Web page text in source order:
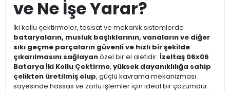
ve Ne İşe Yarar?
İki kollu çektirmeler, tesisat ve mekanik sistemlerde
bataryaların, musluk başlıklarının, vanaların ve diğer
sıkı geçme parçaların güvenli ve hızlı bir şekilde
çıkarılmasını sağlayanözel bir el aletidir. İzeltaş 06x06
Batarya İki Kollu Çektirme, yüksek dayanıklılığa sahip
çelikten üretilmiş olup, güçlü kavrama mekanizması
sayesinde hassas ve zorlu işlemler için ideal bir çözümdür.